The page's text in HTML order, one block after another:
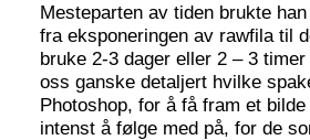
Mesteparten av tiden brukte
fra eksponeringen av rawfila til
bruke 2-3 dager eller 2 – 3
oss ganske detaljert hvilke
Photoshop, for å få fram et
intenst å følge med på, for de